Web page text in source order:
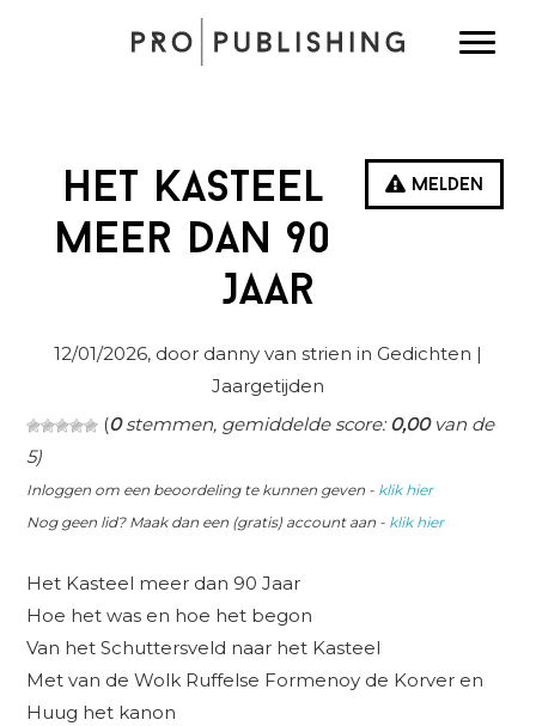
Melden
Het Kasteel
meer dan 90
Jaar
12/01/2026, door danny van strien in Gedichten |
Jaargetijden
(0stemmen, gemiddelde score:0,00van de
5)
Inloggen om een beoordeling te kunnen geven - klik hier
Nog geen lid? Maak dan een (gratis) account aan - klik hier
Het Kasteel meer dan 90 Jaar
Hoe het was en hoe het begon
Van het Schuttersveld naar het Kasteel
Met van de Wolk Ruffelse Formenoy de Korver en
Huug het kanon